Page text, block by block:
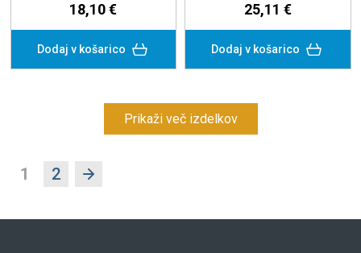
18,10 €
Dodaj v košarico
25,11 €
Dodaj v košarico
Prikaži več izdelkov
1 2